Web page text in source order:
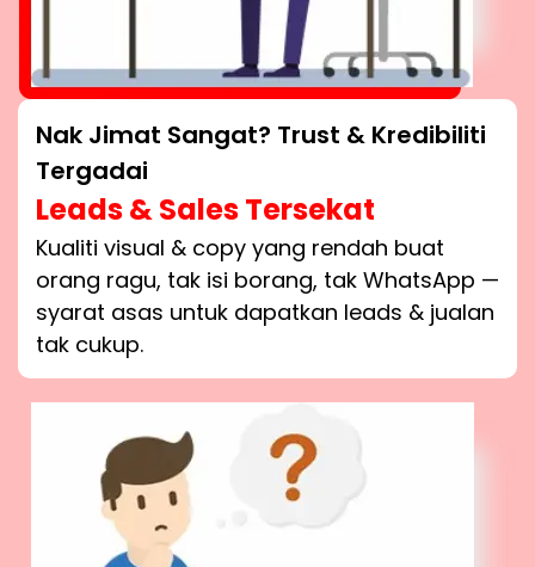
Nak Jimat Sangat? Trust & Kredibiliti
Tergadai
Leads & Sales Tersekat
Kualiti visual & copy yang rendah buat
orang ragu, tak isi borang, tak WhatsApp —
syarat asas untuk dapatkan leads & jualan
tak cukup.